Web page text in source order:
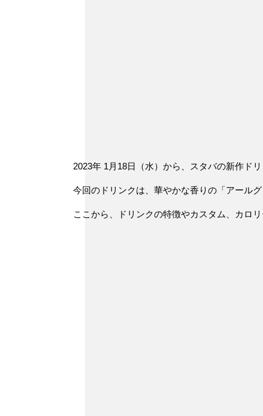
2023年 1月18日（水）から、スタバの新作ド
今回のドリンクは、華やかな香りの「アール
ここから、ドリンクの特徴やカスタム、カロリ